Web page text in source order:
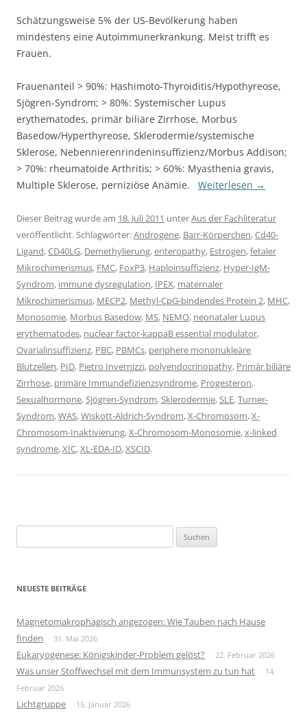
Schätzungsweise 5% der US-Bevölkerung haben
mindestens eine Autoimmunerkrankung. Meist trifft es
Frauen.
Frauenanteil > 90%: Hashimoto-Thyroiditis/Hypothyreose,
Sjögren-Syndrom; > 80%: Systemischer Lupus
erythematodes, primär biliäre Zirrhose, Morbus
Basedow/Hyperthyreose, Sklerodermie/systemische
Sklerose, Nebennierenrindeninsuffizienz/Morbus Addison;
> 70%: rheumatoide Arthritis; > 60%: Myasthenia gravis,
Multiple Sklerose, perniziöse Anämie. Weiterlesen →
Dieser Beitrag wurde am 18. Juli 2011 unterAus der Fachliteratur
veröffentlicht. Schlagwörter:Androgene, Barr-Körperchen,Cd40-
Ligand,CD40LG, Demethylierung,enteropathy, Estrogen,fetaler
Mikrochimerismus, FMC, FoxP3, Haploinsuffizienz, Hyper-IgM-
Syndrom, immune dysregulation, IPEX, maternaler
Mikrochimerismus, MECP2, Methyl-CpG-bindendes Protein 2, MHC,
Monosomie, Morbus Basedow, MS, NEMO, neonataler Lupus
erythematodes, nuclear factor-kappaB essential modulator,
Ovarialinsuffizienz, PBC, PBMCs, periphere mononukleäre
Blutzellen, PID, Pietro Invernizzi, polyendocrinopathy, Primär biliäre
Zirrhose, primäre Immundefizienzsyndrome, Progesteron,
Sexualhormone,Sjögren-Syndrom,Sklerodermie,SLE,Turner-
Syndrom,WAS,Wiskott-Aldrich-Syndrom,X-Chromosom,X-
Chromosom-Inaktivierung,X-Chromosom-Monosomie,x-linked
syndrome,XIC,XL-EDA-ID,XSCID.
nach:
NEUESTE BEITRÄGE
Magnetomakrophagisch angezogen: Wie Tauben nach Hause
finden
31. Mai 2026
Eukaryogenese: Königskinder-Problem gelöst? 22. Februar 2026
Was unser Stoffwechsel mit dem Immunsystem zu tun hat
14.
Februar 2026
Lichtgruppe 15. Januar 2026